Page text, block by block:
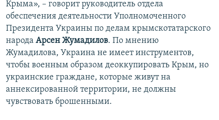
Крыма», – говорит руководитель отдела
обеспечения деятельности Уполномоченного
Президента Украины по делам крымскотатарского
народа Арсен Жумадилов. По мнению
Жумадилова, Украина не имеет инструментов,
чтобы военным образом деоккупировать Крым, но
украинские граждане, которые живут на
аннексированной территории, не должны
чувствовать брошенными.